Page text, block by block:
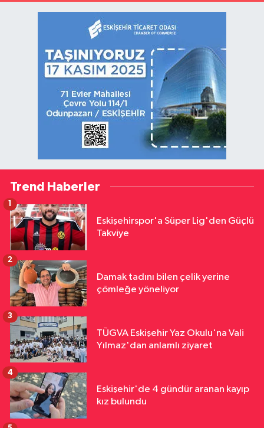
Trend Haberler
Eskişehirspor'a Süper Lig'den Güçlü
Takviye
1
Damak tadını bilen çelik yerine
çömleğe yöneliyor
2
TÜGVA Eskişehir Yaz Okulu'na Vali
Yılmaz'dan anlamlı ziyaret
3
Eskişehir'de 4 gündür aranan kayıp
kız bulundu
4